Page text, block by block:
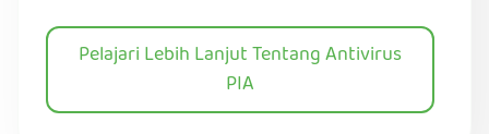
Pelajari Lebih Lanjut Tentang Antivirus
PIA